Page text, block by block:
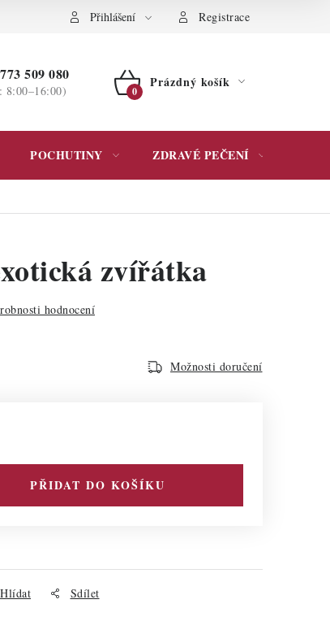
osobních údajů Přihlášení Registrace
509 080
8:00–16:00)
NÁKUPNÍ
Prázdný košík
POCHUTINY ZDRAVÉ PEČENÍ
zvířátka
hodnocení
Možnosti doručení
PŘIDAT DO KOŠÍKU
Hlídat Sdílet